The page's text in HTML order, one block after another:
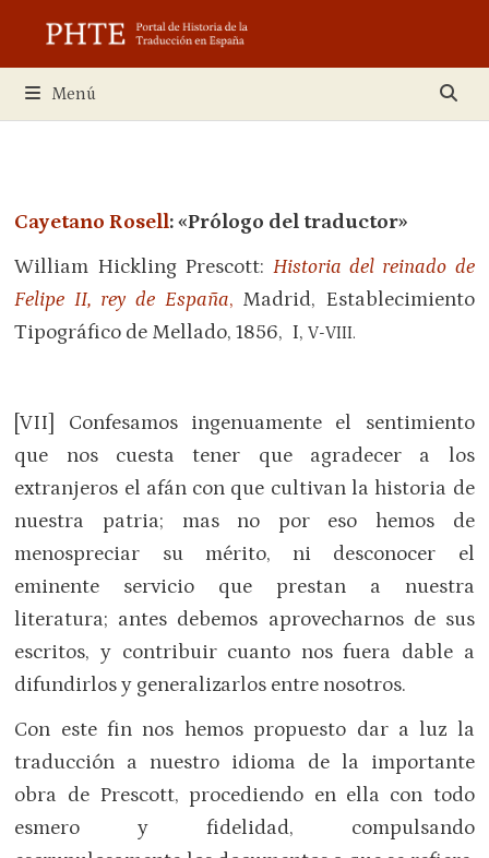
contenido
Menú
Cayetano Rosell:«Prólogo del traductor»
William Hickling Prescott: Historia del reinado de
Felipe II, rey de España, Madrid, Establecimiento
Tipográfico de Mellado, 1856, I,V-VIII.
[VII ] Confesamos ingenuamente el sentimiento
que nos cuesta tener que agradecer a los
extranjeros el afán con que cultivan la historia de
nuestra patria; mas no por eso hemos de
menospreciar su mérito, ni desconocer el
eminente servicio que prestan a nuestra
literatura; antes debemos aprovecharnos de sus
escritos, y contribuir cuanto nos fuera dable a
difundirlos y generalizarlos entre nosotros.
Con este fin nos hemos propuesto dar a luz la
traducción a nuestro idioma de la importante
obra de Prescott, procediendo en ella con todo
esmero y fidelidad, compulsando